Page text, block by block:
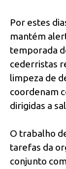
Por estes
mantém
temporada
cederristas
limpeza de
coordenam
dirigidas a
O trabalho
tarefas da
conjunto